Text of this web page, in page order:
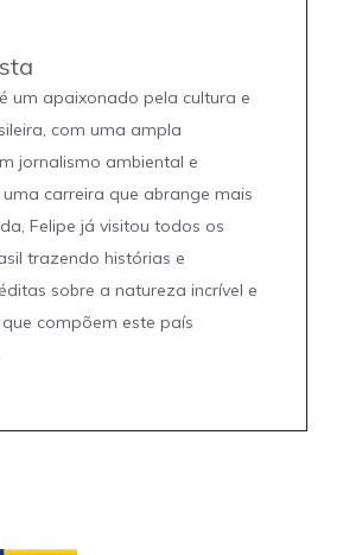
um apaixonado pela cultura e
com uma ampla
jornalismo ambiental e
uma carreira que abrange mais
Felipe já visitou todos os
trazendo histórias e
sobre a natureza incrível e
compõem este país